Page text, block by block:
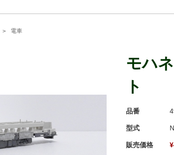
電車
モハ
ト
品番
型式
販売価格